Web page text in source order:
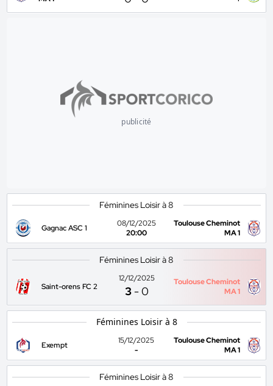
publicité
Féminines Loisir à 8
Gagnac ASC 1
08/12/2025
20:00
Toulouse Cheminot
MA 1
Féminines Loisir à 8
Saint-orens FC 2
12/12/2025
3 -0
Toulouse Cheminot
MA 1
Féminines Loisir à 8
Exempt
15/12/2025
-
Toulouse Cheminot
MA 1
Féminines Loisir à 8